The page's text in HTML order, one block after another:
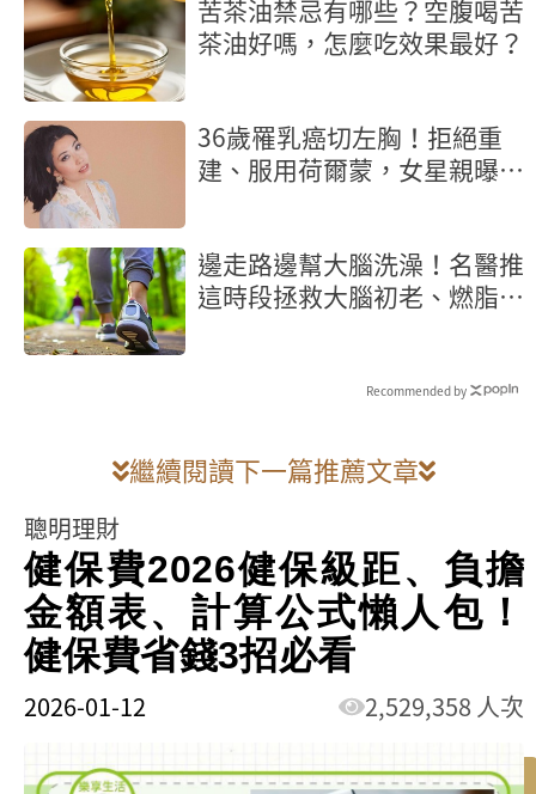
苦茶油禁忌有哪些？空腹喝苦
茶油好嗎，怎麼吃效果最好？
36歲罹乳癌切左胸！拒絕重
建、服用荷爾蒙，女星親曝抗
邊走路邊幫大腦洗澡！名醫推
這時段拯救大腦初老、燃脂又
Recommended by
繼續閱讀下一篇推薦文章
聰明理財
健保費2026健保級距、負擔
金額表、計算公式懶人包！
健保費省錢3招必看
2026-01-12 2,529,358 人次